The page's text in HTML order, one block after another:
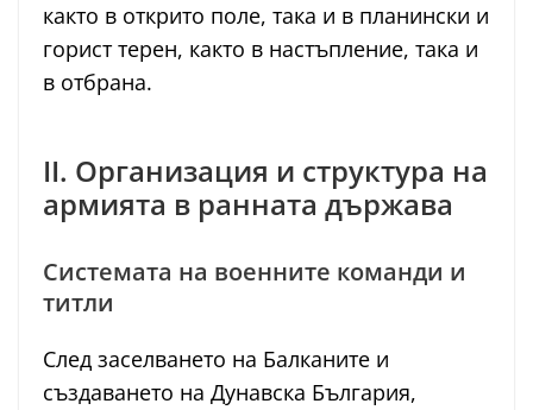
както в открито поле, така и в планински и
горист терен, както в настъпление, така и
в отбрана.
II. Организация и структура на
армията в ранната държава
Системата на военните команди и
титли
След заселването на Балканите и
създаването на Дунавска България,